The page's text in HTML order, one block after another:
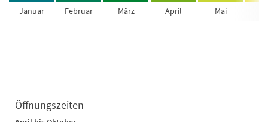
Januar Februar März April Mai
Öffnungszeiten